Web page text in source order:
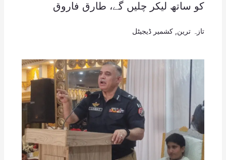
کو ساتھ لیکر چلیں گے، طارق فاروق
تازہ ترین کشمیر ڈیجیٹل